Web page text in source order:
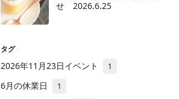
せ 2026.6.25
タグ
2026年11月23日イベント 1
6月の休業日 1